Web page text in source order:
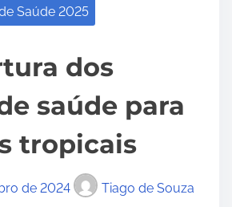
Saúde 2025
dos
saúde para
tropicais
de 2024 Tiago de Souza